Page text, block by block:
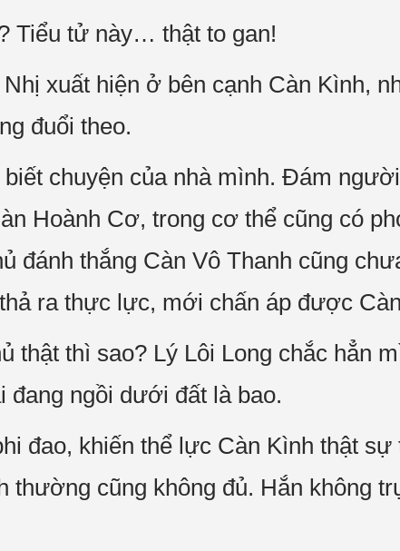
Tiểu tử này… thật to gan!
xuất hiện ở bên cạnh Càn Kình,
đuổi theo.
chuyện của nhà mình. Đám
Hoành Cơ, trong cơ thể cũng có
đánh thắng Càn Vô Thanh cũng
ra thực lực, mới chấn áp được
thật thì sao? Lý Lôi Long chắc hẳn
đang ngồi dưới đất là bao.
đao, khiến thể lực Càn Kình thật
thường cũng không đủ. Hắn không